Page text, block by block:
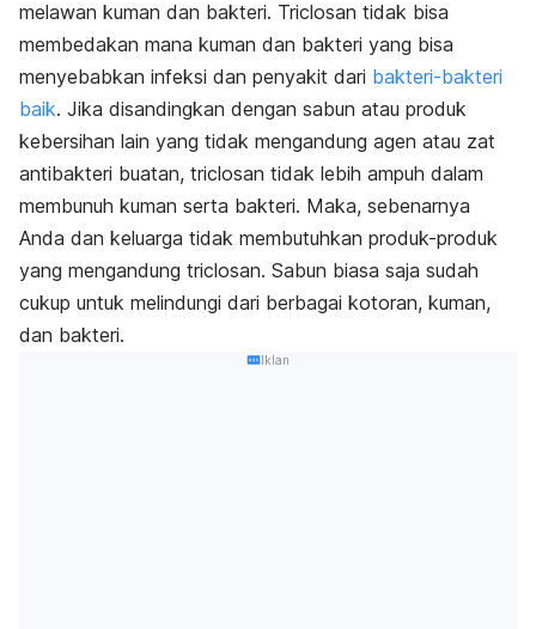
melawan kuman dan bakteri. Triclosan tidak bisa
membedakan mana kuman dan bakteri yang bisa
menyebabkan infeksi dan penyakit dari bakteri-bakteri
baik. Jika disandingkan dengan sabun atau produk
kebersihan lain yang tidak mengandung agen atau zat
antibakteri buatan, triclosan tidak lebih ampuh dalam
membunuh kuman serta bakteri. Maka, sebenarnya
Anda dan keluarga tidak membutuhkan produk-produk
yang mengandung triclosan. Sabun biasa saja sudah
cukup untuk melindungi dari berbagai kotoran, kuman,
dan bakteri.
Iklan